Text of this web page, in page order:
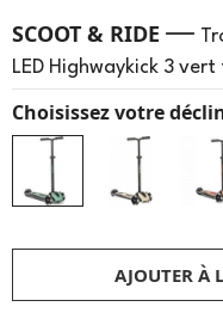
SCOOT & RIDE —
LED Highwaykick 3
Choisissez votre
AJOUTER À